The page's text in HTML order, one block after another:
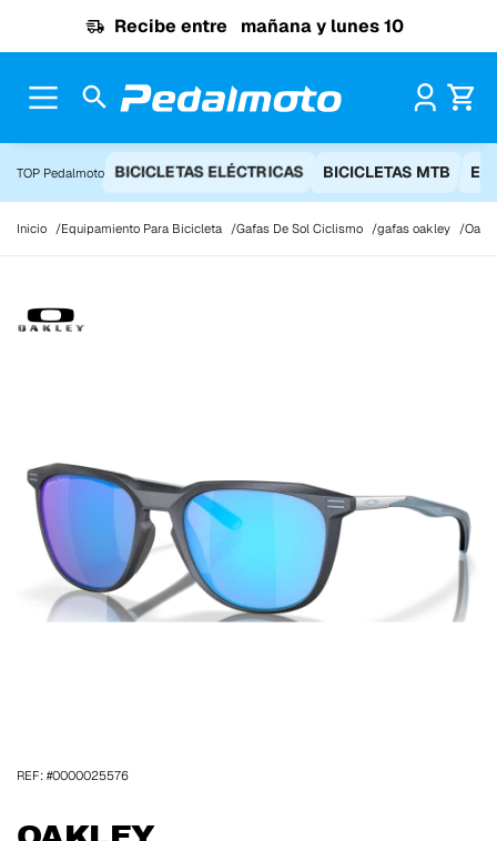
Recibe entre mañana y lunes 10
TOP Pedalmoto BICICLETAS ELÉCTRICAS BICICLETAS MTB
Inicio Equipamiento Para Bicicleta Gafas De Sol Ciclismo gafas oakley
REF: #0000025576